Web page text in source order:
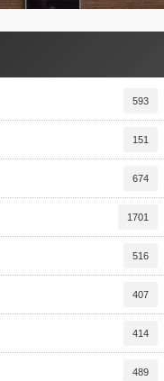
593
151
674
1701
516
407
414
489